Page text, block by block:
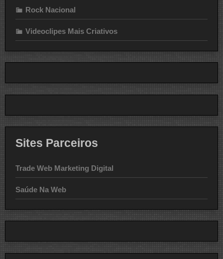
Rock Nacional
Videoclipes Mais Criativos
Sites Parceiros
Trade Web Marketing Digital
Saúde Na Web